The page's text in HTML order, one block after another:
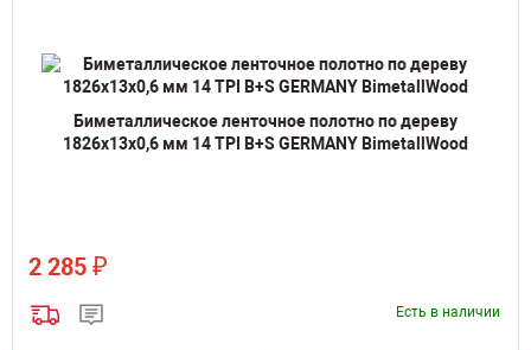
Биметаллическое ленточное полотно по дереву
1826х13х0,6 мм 14 TPI B+S GERMANY BimetallWood
2 285 ₽
Есть в наличии